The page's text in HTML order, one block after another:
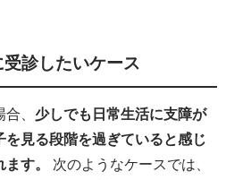
診したいケース
、 少しでも日常生活に支障が
見る段階を過ぎていると感じ
す。
次のようなケースでは、